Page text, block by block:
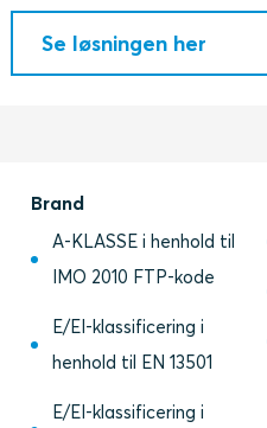
Se løsningen her
Brand
A-KLASSE i henhold til
IMO 2010 FTP-kode
E/EI-klassificering i
henhold til EN 13501
E/EI-klassificering i